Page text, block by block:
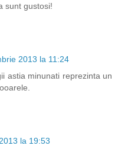
sunt gustosi!
2013 la 11:24
astia minunati reprezinta un
la 19:53